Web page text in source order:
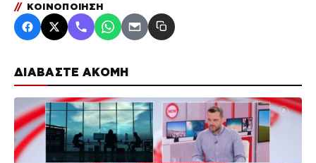
ΔΙΑΒΑΣΤΕ ΑΚΟΜΗ
// ΚΟΙΝΟΠΟΙΗΣΗ